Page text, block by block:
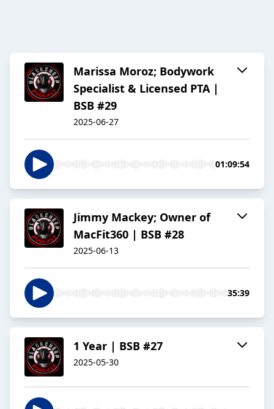
Marissa Moroz; Bodywork
Specialist & Licensed PTA |
BSB #29
2025-06-27
01:09:54
Jimmy Mackey; Owner of
MacFit360 | BSB #28
2025-06-13
35:39
1 Year | BSB #27
2025-05-30